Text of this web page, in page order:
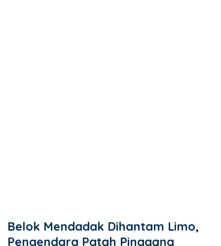
Belok Mendadak Dihantam Limo,
Pengendara Patah Pinggang